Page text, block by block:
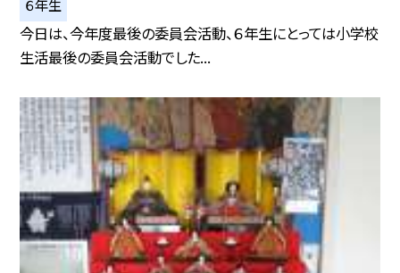
６年生
今日は、今年度最後の委員会活動、６年生にとっては小学校
生活最後の委員会活動でした...